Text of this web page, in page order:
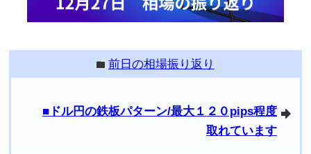
folder 前日の相場振り返り
arrowright
■ドル円の鉄板パターン/最大１２０pips程度
取れています